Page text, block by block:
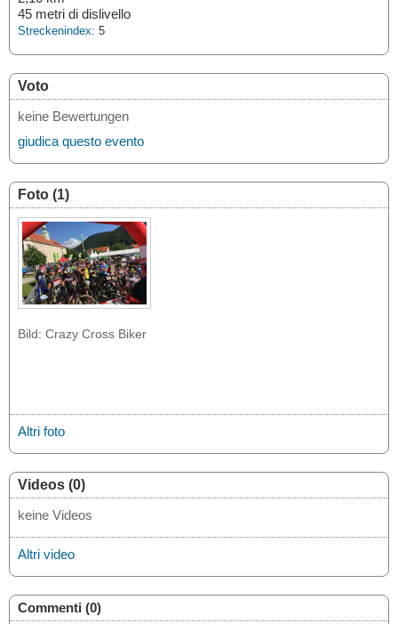
45 metri di dislivello
Streckenindex: 5
Voto
keine Bewertungen
giudica questo evento
Foto (1)
Bild: Crazy Cross Biker
Altri foto
Videos (0)
keine Videos
Altri video
Commenti (0)